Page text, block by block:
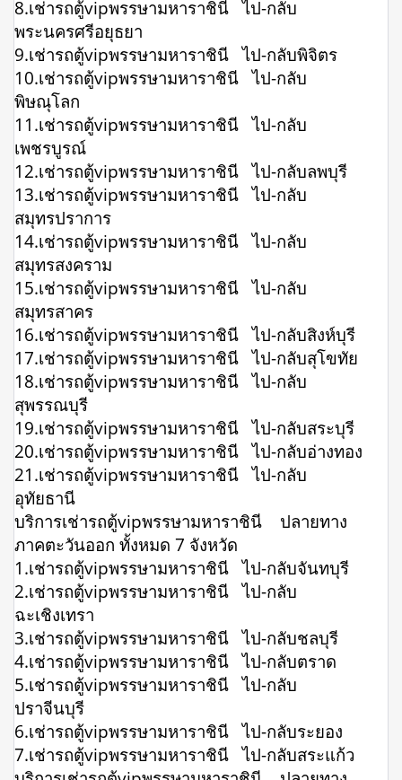
8.เช่ารถตู้vipพรรษามหาราชินี ไป-กลับ
พระนครศรีอยุธยา
9.เช่ารถตู้vipพรรษามหาราชินี ไป-กลับพิจิตร
10.เช่ารถตู้vipพรรษามหาราชินี ไป-กลับ
พิษณุโลก
11.เช่ารถตู้vipพรรษามหาราชินี ไป-กลับ
เพชรบูรณ์
12.เช่ารถตู้vipพรรษามหาราชินี ไป-กลับลพบุรี
13.เช่ารถตู้vipพรรษามหาราชินี ไป-กลับ
สมุทรปราการ
14.เช่ารถตู้vipพรรษามหาราชินี ไป-กลับ
สมุทรสงคราม
15.เช่ารถตู้vipพรรษามหาราชินี ไป-กลับ
สมุทรสาคร
16.เช่ารถตู้vipพรรษามหาราชินี ไป-กลับสิงห์บุรี
17.เช่ารถตู้vipพรรษามหาราชินี ไป-กลับสุโขทัย
18.เช่ารถตู้vipพรรษามหาราชินี ไป-กลับ
สุพรรณบุรี
19.เช่ารถตู้vipพรรษามหาราชินี ไป-กลับสระบุรี
20.เช่ารถตู้vipพรรษามหาราชินี ไป-กลับอ่างทอง
21.เช่ารถตู้vipพรรษามหาราชินี ไป-กลับ
อุทัยธานี
บริการเช่ารถตู้vipพรรษามหาราชินี ปลายทาง
ภาคตะวันออก ทั้งหมด 7 จังหวัด
1.เช่ารถตู้vipพรรษามหาราชินี ไป-กลับจันทบุรี
2.เช่ารถตู้vipพรรษามหาราชินี ไป-กลับ
ฉะเชิงเทรา
3.เช่ารถตู้vipพรรษามหาราชินี ไป-กลับชลบุรี
4.เช่ารถตู้vipพรรษามหาราชินี ไป-กลับตราด
5.เช่ารถตู้vipพรรษามหาราชินี ไป-กลับ
ปราจีนบุรี
6.เช่ารถตู้vipพรรษามหาราชินี ไป-กลับระยอง
7.เช่ารถตู้vipพรรษามหาราชินี ไป-กลับสระแก้ว